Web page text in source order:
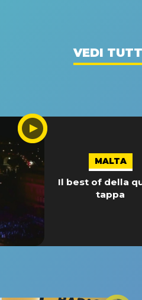
VEDI
MALTA
Il best of della
tappa